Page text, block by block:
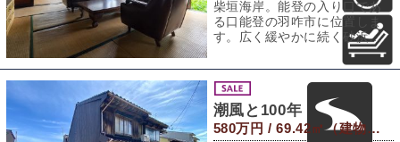
柴垣海岸。能登の入り口であ
る口能登の羽咋市に位置しま
す。広く緩やかに続く砂浜に
寄せては返す波。砂浜の先に
は日本海にぴょこ
潮風と100年
580万円 / 69.42㎡（建物） 75.86㎡（敷地）